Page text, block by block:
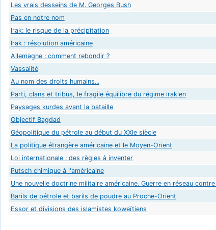
Les vrais desseins de M. Georges Bush
Pas en notre nom
Irak: le risque de la précipitation
Irak : résolution américaine
Allemagne : comment rebondir ?
Vassalité
Au nom des droits humains...
Parti, clans et tribus, le fragile équilibre du régime irakien
Paysages kurdes avant la bataille
Objectif Bagdad
Géopolitique du pétrole au début du XXIe siècle
La politique étrangère américaine et le Moyen-Orient
Loi internationale : des règles à inventer
Putsch chimique à l'américaine
Une nouvelle doctrine militaire américaine. Guerre en réseau
Barils de pétrole et barils de poudre au Proche-Orient
Essor et divisions des islamistes koweïtiens